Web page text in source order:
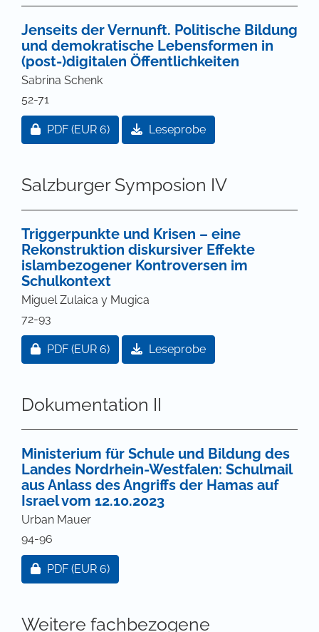
Jenseits der Vernunft. Politische Bildung
und demokratische Lebensformen in
(post-)digitalen Öffentlichkeiten
Sabrina Schenk
52-71
Zugang für Abonnent/innen oder durch Zahlung
PDF (EUR 6) Leseprobe
Salzburger Symposion IV
Triggerpunkte und Krisen – eine
Rekonstruktion diskursiver Effekte
islambezogener Kontroversen im
Schulkontext
Miguel Zulaica y Mugica
72-93
Zugang für Abonnent/innen oder durch Zahlung
PDF (EUR 6) Leseprobe
Dokumentation II
Ministerium für Schule und Bildung des
Landes Nordrhein-Westfalen: Schulmail
aus Anlass des Angriffs der Hamas auf
Israel vom 12.10.2023
Urban Mauer
94-96
Zugang für Abonnent/innen oder durch Zahlung
PDF (EUR 6)
Weitere fachbezogene